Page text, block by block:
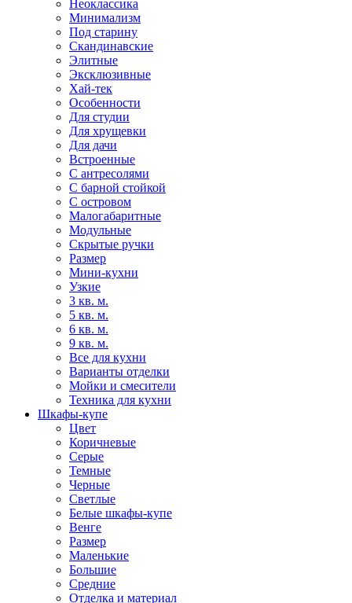
Неоклассика
Минимализм
Под старину
Скандинавские
Элитные
Эксклюзивные
Хай-тек
Особенности
Для студии
Для хрущевки
Для дачи
Встроенные
С антресолями
С барной стойкой
С островом
Малогабаритные
Модульные
Скрытые ручки
Размер
Мини-кухни
Узкие
3 кв. м.
5 кв. м.
6 кв. м.
9 кв. м.
Все для кухни
Варианты отделки
Мойки и смесители
Техника для кухни
Шкафы-купе
Цвет
Коричневые
Серые
Темные
Черные
Светлые
Белые шкафы-купе
Венге
Размер
Маленькие
Большие
Средние
Отделка и материал